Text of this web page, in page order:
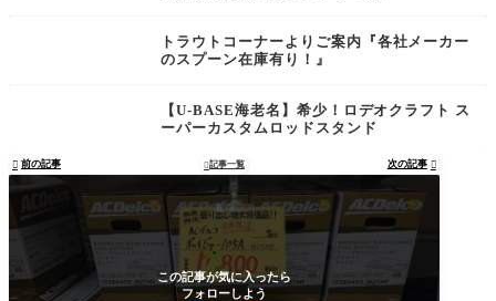
トラウトコーナーよりご案内『各社メーカー
のスプーン在庫有り！』
【U-BASE海老名】希少！ロデオクラフト ス
ーパーカスタムロッドスタンド
 前の記事 記事一覧 次の記事 
この記事が気に入ったら
フォローしよう